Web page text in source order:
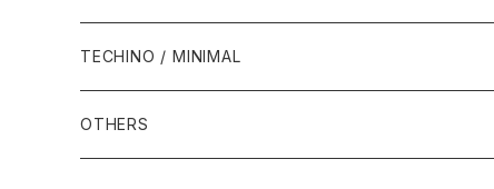
1996年
2001年
1986年
1990年
1991年
2000年代
2000年
1988年・以前
1989年
1990年代
1990年
2000年代
1980年代
1990年代
TECHINO / MINIMAL
OTHERS